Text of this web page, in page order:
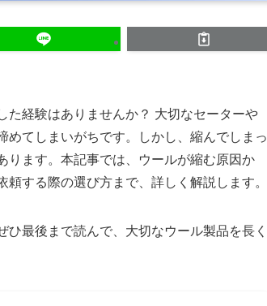
た経験はありませんか？ 大切なセーターや
めてしまいがちです。しかし、縮んでしまっ
ります。本記事では、ウールが縮む原因か
する際の選び方まで、詳しく解説します。
最後まで読んで、大切なウール製品を長く